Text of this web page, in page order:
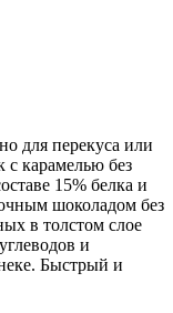
для перекуса или
с карамелью без
15% белка и
шоколадом без
в толстом слое
и
Быстрый и